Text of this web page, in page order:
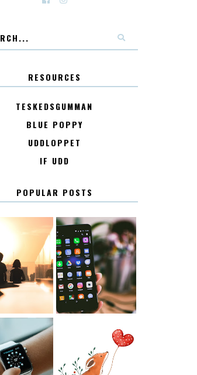
RESOURCES
TESKEDSGUMMAN
BLUE POPPY
UDDLOPPET
IF UDD
POPULAR POSTS
KONTAKT KONTAKTLISTA
12.30 LUGN